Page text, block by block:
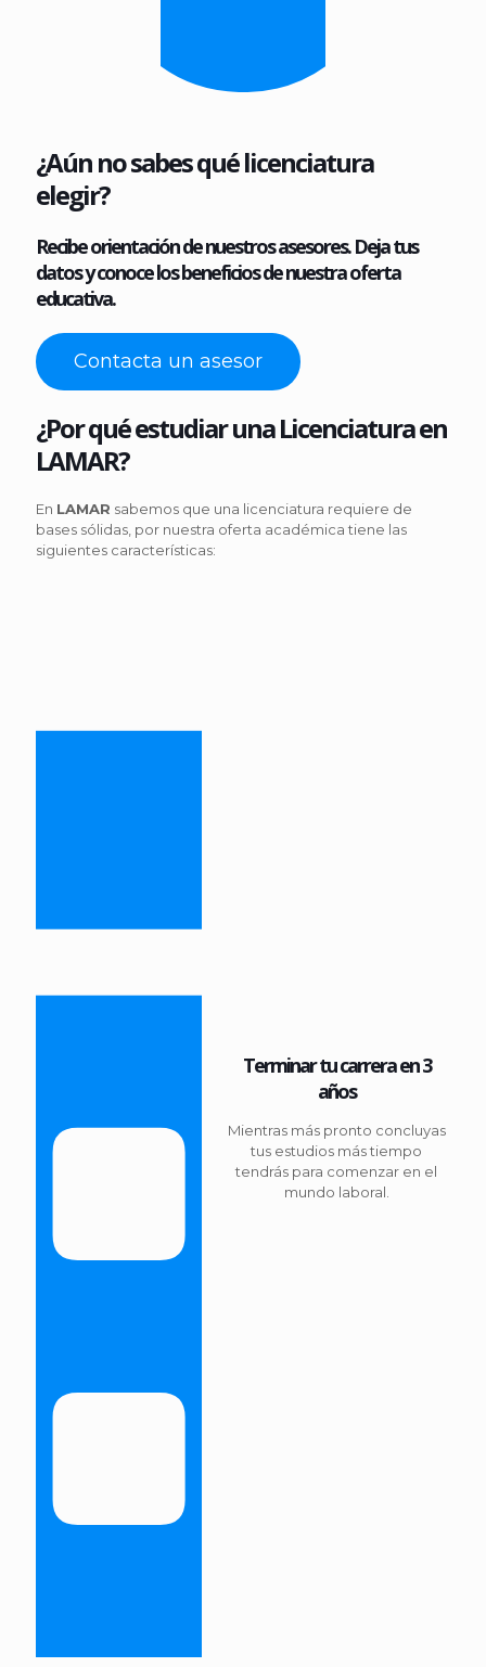
¿Aún no sabes qué licenciatura
elegir?
Recibe orientación de nuestros asesores. Deja tus
datos y conoce los beneficios de nuestra oferta
educativa.
Contacta un asesor
¿Por qué estudiar una Licenciatura en
LAMAR?
En LAMAR sabemos que una licenciatura requiere de
bases sólidas, por nuestra oferta académica tiene las
siguientes características:
Terminar tu carrera en 3
años
Mientras más pronto concluyas
tus estudios más tiempo
tendrás para comenzar en el
mundo laboral.